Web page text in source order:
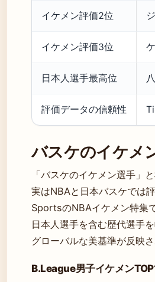
イケメン評価2位
イケメン評価3位
日本人選手最高位
評価データの信頼性
バスケのイケメ
「バスケのイケメン選手」
実はNBAと日本バスケでは
SportsのNBAイケメン特集で
日本人選手を含む歴代選手
グローバルな美基準が反映
B.League男子イケメン